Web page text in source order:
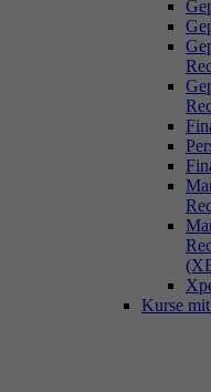
Kurse